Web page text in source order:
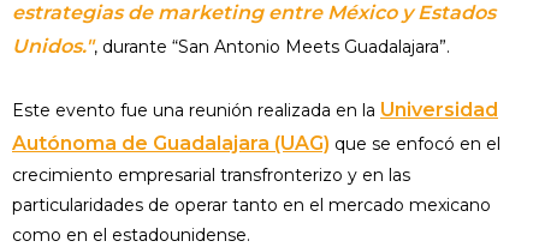
estrategias de marketing entre México y Estados
Unidos.", durante “San Antonio Meets Guadalajara”.
Este evento fue una reunión realizada en la Universidad
Autónoma de Guadalajara (UAG) que se enfocó en el
crecimiento empresarial transfronterizo y en las
particularidades de operar tanto en el mercado mexicano
como en el estadounidense.